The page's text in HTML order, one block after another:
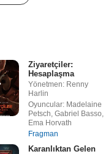
Ziyaretçiler:
Hesaplaşma
Yönetmen: Renny
Harlin
Oyuncular: Madelaine
Petsch, Gabriel Basso,
Ema Horvath
Fragman
Karanlıktan Gelen